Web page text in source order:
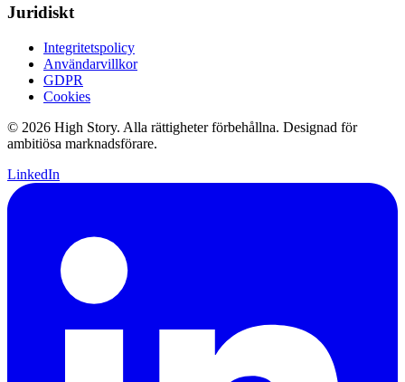
Juridiskt
Integritetspolicy
Användarvillkor
GDPR
Cookies
© 2026 High Story. Alla rättigheter förbehållna. Designad för
ambitiösa marknadsförare.
LinkedIn